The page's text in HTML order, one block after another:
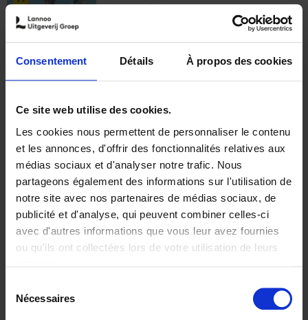
Consentement Détails À propos des cookies
Ce site web utilise des cookies.
Les cookies nous permettent de personnaliser le contenu
et les annonces, d'offrir des fonctionnalités relatives aux
médias sociaux et d'analyser notre trafic. Nous
partageons également des informations sur l'utilisation de
notre site avec nos partenaires de médias sociaux, de
publicité et d'analyse, qui peuvent combiner celles-ci
avec d'autres informations que vous leur avez fournies
ou qu'ils ont collectées lors de votre utilisation de leurs
Nécessaires
€37,50
Building Bonds = Building
Business
Jochen Roef Jozefien De Feyter
Carolien Boom
Couverture souple
2025 200
€29,99